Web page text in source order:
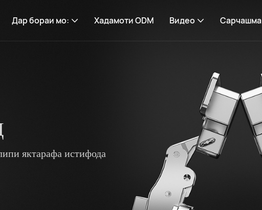
Дар бораи мо: Хадамоти ODM Видео Сарчашма